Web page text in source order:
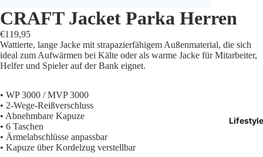
Trikots
Shorts
Lifestyle
CRAFT Jacket Parka Herren
€119,95
Wattierte, lange Jacke mit strapazierfähigem Außenmaterial, die sich
ideal zum Aufwärmen bei Kälte oder als warme Jacke für Mitarbeiter,
Helfer und Spieler auf der Bank eignet.
• WP 3000 / MVP 3000
• 2-Wege-Reißverschluss
• Abnehmbare Kapuze
• 6 Taschen
• Ärmelabschlüsse anpassbar
• Kapuze über Kordelzug verstellbar